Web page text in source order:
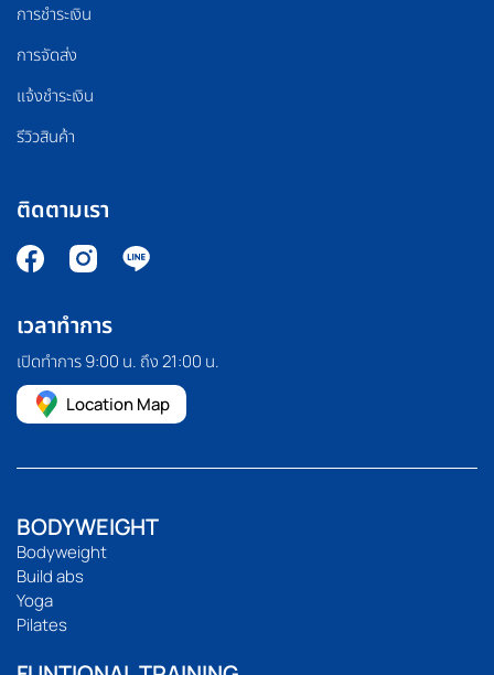
การชำระเงิน
การจัดส่ง
แจ้งชำระเงิน
รีวิวสินค้า
ติดตามเรา
เวลาทำการ
เปิดทำการ 9:00 น. ถึง 21:00 น.
Location Map
BODYWEIGHT
Bodyweight
Build abs
Yoga
Pilates